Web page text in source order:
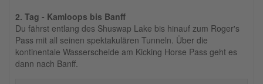
2. Tag - Kamloops bis Banff
Du fährst entlang des Shuswap Lake bis hinauf zum Roger's
Pass mit all seinen spektakulären Tunneln. Über die
kontinentale Wasserscheide am Kicking Horse Pass geht es
dann nach Banff.